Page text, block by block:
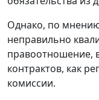
Однако, по
неправильно
правоотношение,
контрактов, как
комиссии.